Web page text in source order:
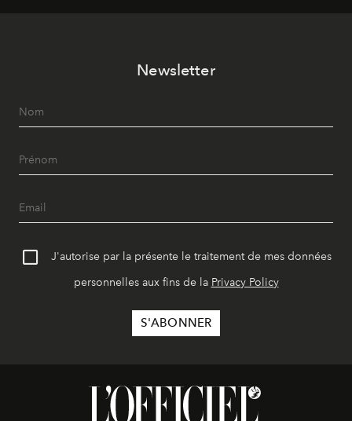
Newsletter
J'autorise par la présente le traitement de mes données
personnelles aux fins de la Privacy Policy